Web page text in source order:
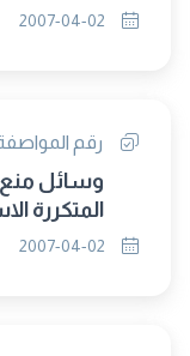
المقاسات
رقم المواصفة 3820-3 /
وسائل منع
القمة